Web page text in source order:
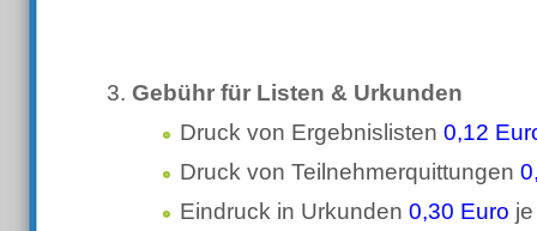
Gebühr für Listen & Urkunden
Druck von Ergebnislisten 0,12
Druck von Teilnehmerquittungen
Eindruck in Urkunden 0,30 Euro